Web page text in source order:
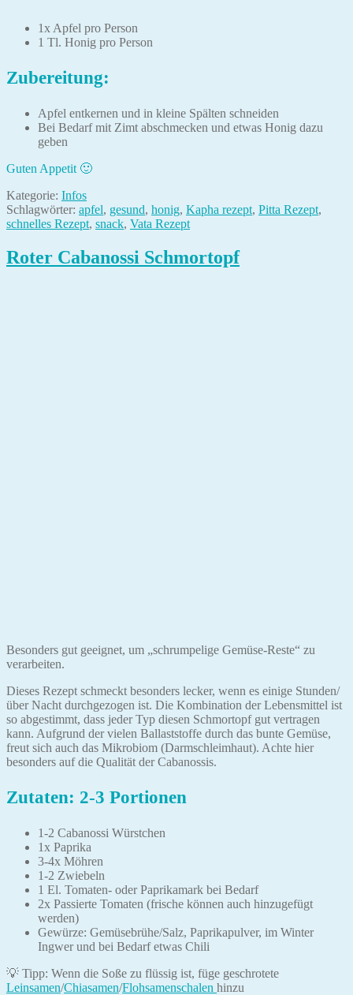
1x Apfel pro Person
1 Tl. Honig pro Person
Zubereitung:
Apfel entkernen und in kleine Spälten schneiden
Bei Bedarf mit Zimt abschmecken und etwas Honig dazu
geben
Guten Appetit 🙂
Kategorie: Infos
Schlagwörter: apfel, gesund, honig, Kapha rezept, Pitta Rezept,
schnelles Rezept, snack, Vata Rezept
Roter Cabanossi Schmortopf
Besonders gut geeignet, um „schrumpelige Gemüse-Reste“ zu
verarbeiten.
Dieses Rezept schmeckt besonders lecker, wenn es einige Stunden/
über Nacht durchgezogen ist. Die Kombination der Lebensmittel ist
so abgestimmt, dass jeder Typ diesen Schmortopf gut vertragen
kann. Aufgrund der vielen Ballaststoffe durch das bunte Gemüse,
freut sich auch das Mikrobiom (Darmschleimhaut). Achte hier
besonders auf die Qualität der Cabanossis.
Zutaten: 2-3 Portionen
1-2 Cabanossi Würstchen
1x Paprika
3-4x Möhren
1-2 Zwiebeln
1 El. Tomaten- oder Paprikamark bei Bedarf
2x Passierte Tomaten (frische können auch hinzugefügt
werden)
Gewürze: Gemüsebrühe/Salz, Paprikapulver, im Winter
Ingwer und bei Bedarf etwas Chili
💡 Tipp: Wenn die Soße zu flüssig ist, füge geschrotete
Leinsamen/Chiasamen/Flohsamenschalen hinzu